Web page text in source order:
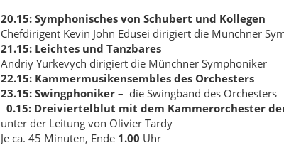
20.15: Symphonisches von Schubert und Kollegen
Chefdirigent Kevin John Edusei dirigiert die Münchner
21.15: Leichtes und Tanzbares
Andriy Yurkevych dirigiert die Münchner Symphoniker
22.15: Kammermusikensembles des Orchesters
23.15: Swingphoniker – die Swingband des Orchesters
0.15: Dreiviertelblut mit dem Kammerorchester
unter der Leitung von Olivier Tardy
Je ca. 45 Minuten, Ende 1.00 Uhr